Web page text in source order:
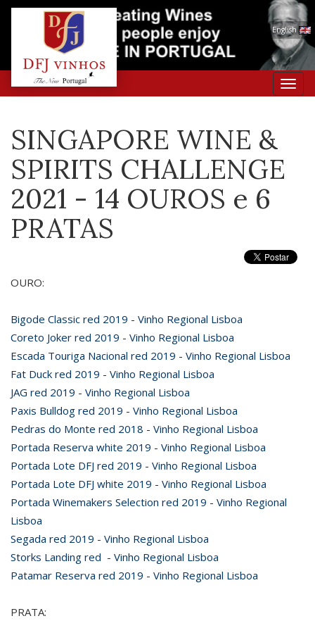
English
SINGAPORE WINE &
SPIRITS CHALLENGE
2021 - 14 OUROS e 6
PRATAS
OURO:
Bigode Classic red 2019 - Vinho Regional Lisboa
Coreto Joker red 2019 - Vinho Regional Lisboa
Escada Touriga Nacional red 2019 - Vinho Regional Lisboa
Fat Duck red 2019 - Vinho Regional Lisboa
JAG red 2019 - Vinho Regional Lisboa
Paxis Bulldog red 2019 - Vinho Regional Lisboa
Pedras do Monte red 2018 - Vinho Regional Lisboa
Portada Reserva white 2019 - Vinho Regional Lisboa
Portada Lote DFJ red 2019 - Vinho Regional Lisboa
Portada Lote DFJ white 2019 - Vinho Regional Lisboa
Portada Winemakers Selection red 2019 - Vinho Regional
Lisboa
Segada red 2019 - Vinho Regional Lisboa
Storks Landing red - Vinho Regional Lisboa
Patamar Reserva red 2019 - Vinho Regional Lisboa
PRATA: